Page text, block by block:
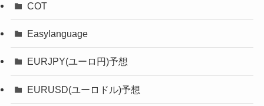
COT
Easylanguage
EURJPY(ユーロ円)予想
EURUSD(ユーロドル)予想